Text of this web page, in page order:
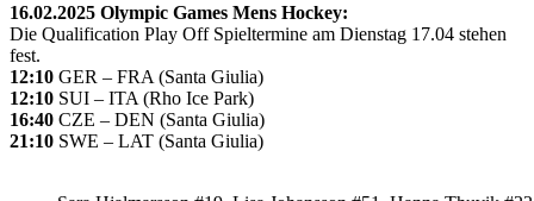
16.02.2025 Olympic Games Mens Hockey:
Die Qualification Play Off Spieltermine am Dienstag 17.04 stehen
fest.
12:10 GER – FRA (Santa Giulia)
12:10 SUI – ITA (Rho Ice Park)
16:40 CZE – DEN (Santa Giulia)
21:10 SWE – LAT (Santa Giulia)